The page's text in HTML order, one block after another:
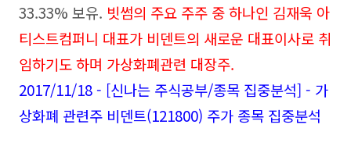
33.33% 보유. 빗썸의 주요 주주 중 하나인 김재욱 아
티스트컴퍼니 대표가 비덴트의 새로운 대표이사로 취
임하기도 하며 가상화폐관련 대장주.
2017/11/18 - [신나는 주식공부/종목 집중분석] - 가
상화폐 관련주 비덴트(121800) 주가 종목 집중분석